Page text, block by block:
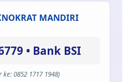
MANDIRI
• Bank BSI
0852 1717 1948)